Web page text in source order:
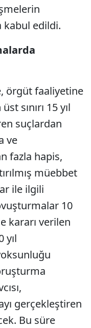
kabul edildi.
örgüt faaliyetine
sınırı 15 yıl
suçlardan
ve
fazla hapis,
müebbet
ile ilgili
10
kararı verilen
yıl
gerçekleştiren
Bu süre